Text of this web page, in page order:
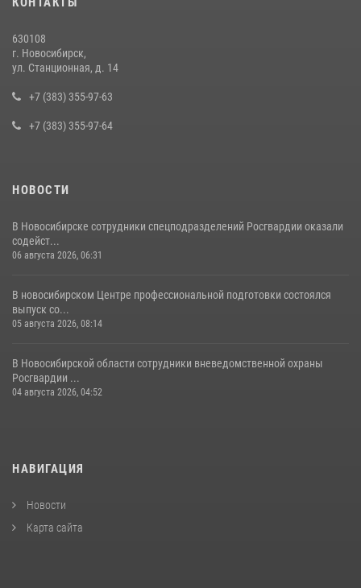
Росгвардии задержан подозреваемый в грабеже
При силовой поддержке бойцов ОМОН и СОБР Росгвардии
в сфере страхования
29 июля 2026, 05:19
630108
г. Новосибирск,
ул. Станционная, д. 14
+7 (383) 355-97-63
+7 (383) 355-97-64
НОВОСТИ
В Новосибирске сотрудники спецподразделений Росгвардии оказали
содейст...
06 августа 2026, 06:31
В новосибирском Центре профессиональной подготовки состоялся
выпуск со...
05 августа 2026, 08:14
В Новосибирской области сотрудники вневедомственной охраны
Росгвардии ...
04 августа 2026, 04:52
НАВИГАЦИЯ
Новости
Карта сайта